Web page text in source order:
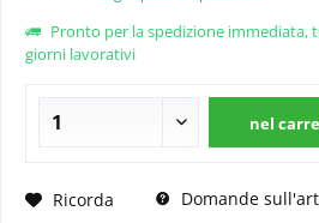
Pronto per la spedizione immediata,
giorni lavorativi
nel
Ricorda Domande